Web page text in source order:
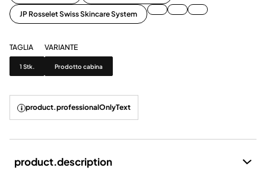
JP Rosselet Swiss Skincare System
TAGLIA
Taglia
1 Stk.
VARIANTE
Variante
Prodotto cabina
product.professionalOnlyText
product.description